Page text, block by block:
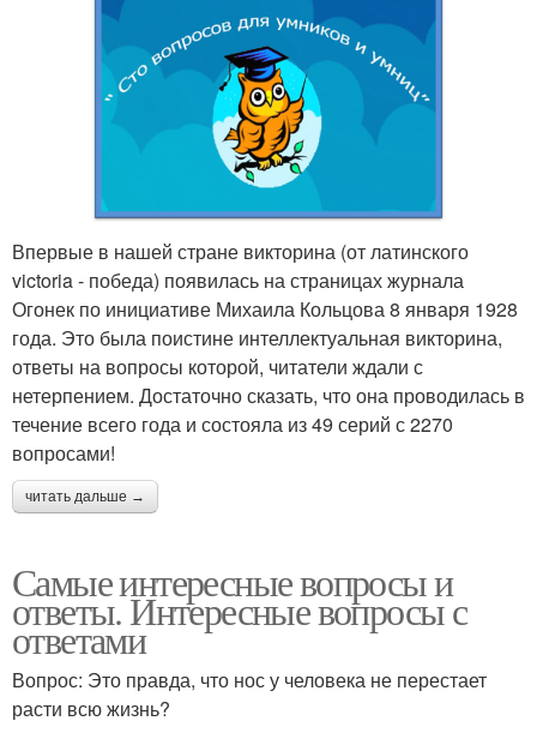
Впервые в нашей стране викторина (от латинского
victoria - победа) появилась на страницах журнала
Огонек по инициативе Михаила Кольцова 8 января 1928
года. Это была поистине интеллектуальная викторина,
ответы на вопросы которой, читатели ждали с
нетерпением. Достаточно сказать, что она проводилась в
течение всего года и состояла из 49 серий с 2270
вопросами!
читать дальше →
Самые интересные вопросы и
ответы. Интересные вопросы с
ответами
Вопрос: Это правда, что нос у человека не перестает
расти всю жизнь?